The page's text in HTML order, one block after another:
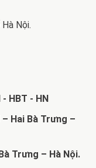
Nội.
HBT - HN
Hai Bà Trưng –
Trưng – Hà Nội.